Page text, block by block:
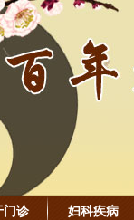
门诊 妇科疾病